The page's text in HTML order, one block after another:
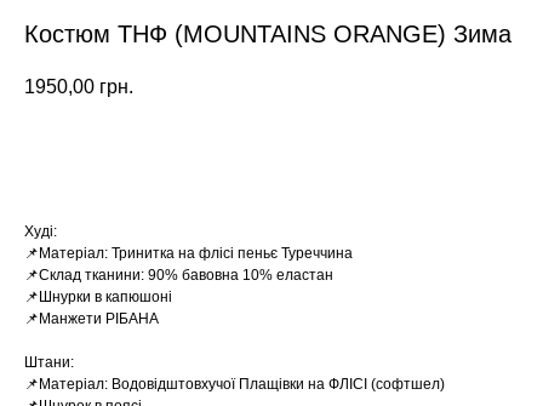
Костюм ТНФ (MOUNTAINS ORANGE) Зима
1950,00 грн.
Худі:
📌Матеріал: Тринитка на флісі пеньє Туреччина
📌Склад тканини: 90% бавовна 10% еластан
📌Шнурки в капюшоні
📌Манжети РІБАНА
Штани:
📌Матеріал: Водовідштовхучої Плащівки на ФЛІСІ (софтшел)